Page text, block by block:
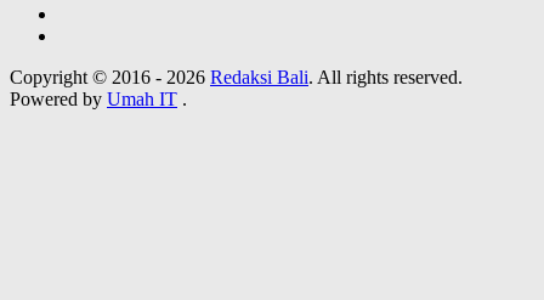
Copyright © 2016 - 2026 Redaksi Bali. All rights reserved.
Powered by Umah IT .